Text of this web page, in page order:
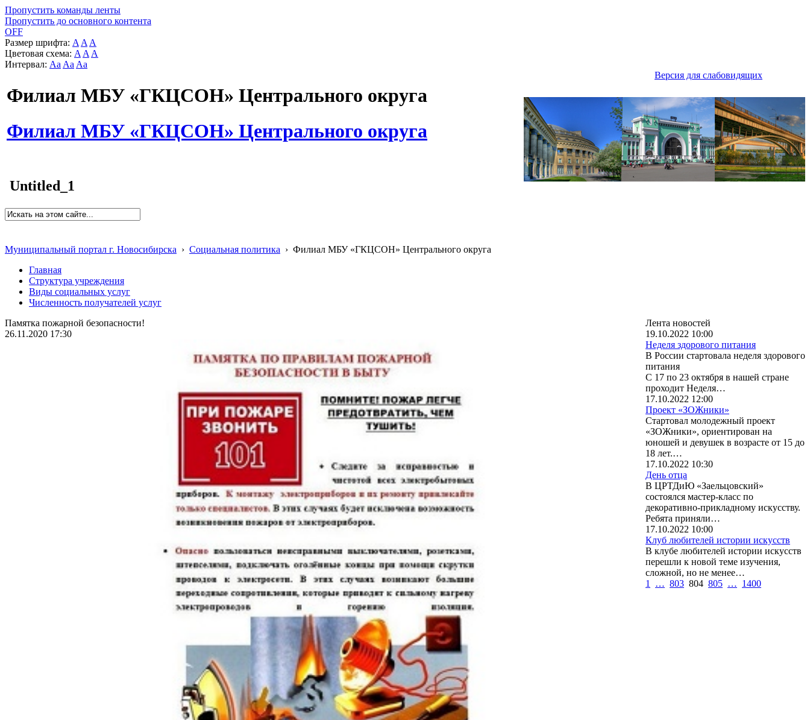
Пропустить команды ленты
Пропустить до основного контента
OFF
Размер шрифта: A A A
Цветовая схема: A A A
Интервал: Aa Aa Aa
Версия для слабовидящих
Филиал МБУ «ГКЦСОН» Центрального округа
Филиал МБУ «ГКЦСОН» Центрального округа
Untitled_1
Муниципальный портал г. Новосибирска › Социальная политика › Филиал МБУ «ГКЦСОН» Центрального округа
Главная
Структура учреждения
Виды социальных услуг
Численность получателей услуг
Памятка пожарной безопасности!
26.11.2020 17:30
Лента новостей
19.10.2022 10:00
Неделя здорового питания
В России стартовала неделя здорового
питания
С 17 по 23 октября в нашей стране
проходит Неделя…
17.10.2022 12:00
Проект «ЗОЖники»
Стартовал молодежный проект
«ЗОЖники», ориентирован на
юношей и девушек в возрасте от 15 до
18 лет.…
17.10.2022 10:30
День отца
В ЦРТДиЮ «Заельцовский»
состоялся мастер-класс по
декоративно-прикладному искусству.
Ребята приняли…
17.10.2022 10:00
Клуб любителей истории искусств
В клубе любителей истории искусств
перешли к новой теме изучения,
сложной, но не менее…
1
… 803 804 805 … 1400